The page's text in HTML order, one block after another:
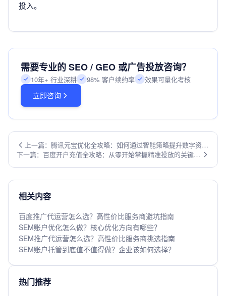
投入。
需要专业的 SEO / GEO 或广告投放咨询？
10年+ 行业深耕 98% 客户续约率 效果可量化考核
立即咨询
上一篇：腾讯元宝优化全攻略：如何通过智能策略提升数字资产
收益
下一篇：百度开户充值全攻略：从零开始掌握精准投放的关键步
相关内容
百度推广代运营怎么选？高性价比服务商避坑指南
SEM账户优化怎么做？核心优化方向有哪些？
SEM推广代运营怎么选？高性价比服务商挑选指南
SEM账户托管到底值不值得做？企业该如何选择？
热门推荐